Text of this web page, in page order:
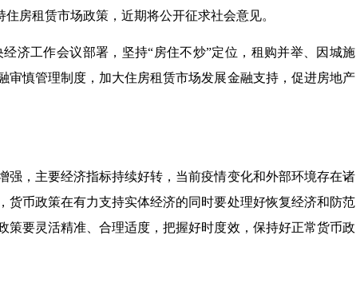
房租赁市场政策，近期将公开征求社会意见。
工作会议部署，坚持“房住不炒”定位，租购并举、因城施
慎管理制度，加大住房租赁市场发展金融支持，促进房地产
，主要经济指标持续好转，当前疫情变化和外部环境存在诸
币政策在有力支持实体经济的同时要处理好恢复经济和防范
策要灵活精准、合理适度，把握好时度效，保持好正常货币政